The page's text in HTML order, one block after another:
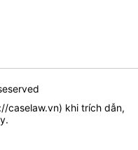
caselaw.vn) khi trích dẫn,